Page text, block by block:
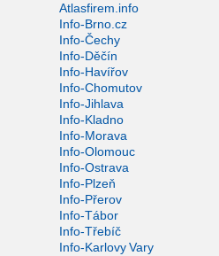
Atlasfirem.info
Info-Brno.cz
Info-Čechy
Info-Děčín
Info-Havířov
Info-Chomutov
Info-Jihlava
Info-Kladno
Info-Morava
Info-Olomouc
Info-Ostrava
Info-Plzeň
Info-Přerov
Info-Tábor
Info-Třebíč
Info-Karlovy Vary